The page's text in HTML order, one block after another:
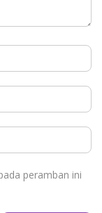
peramban ini